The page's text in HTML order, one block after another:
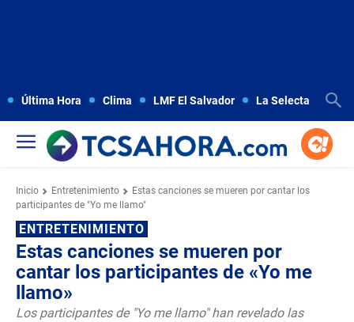
Última Hora Clima LMF El Salvador La Selecta
Inicio Entretenimiento
Estas canciones se mueren por cantar los
participantes de "Yo me llamo"
ENTRETENIMIENTO
Estas canciones se mueren por
cantar los participantes de «Yo me
llamo»
Los participantes de "Yo me llamo" han revelado las